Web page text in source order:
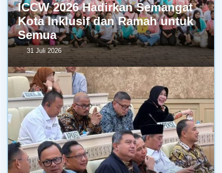
ICCW 2026 Hadirkan Semangat
Kota Inklusif dan Ramah untuk
Semua
31 Juli 2026